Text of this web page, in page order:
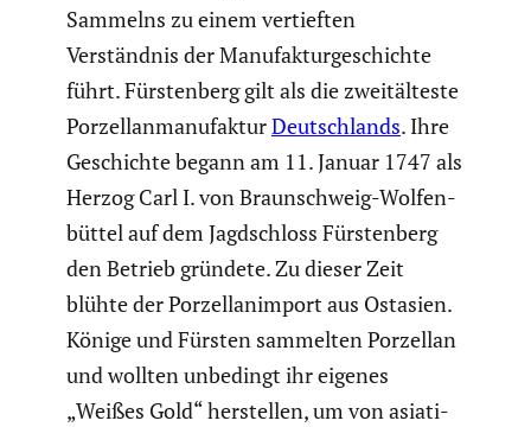
Sammelns zu einem vertieften
Verständnis der Manufak­tur­ge­schichte
führt. Fürsten­berg gilt als die zweit­äl­teste
Porzel­lan­ma­nu­fakturDeutsch­lands. Ihre
Geschichte begann am 11. Januar 1747 als
Herzog Carl I. von Braun­schweig-Wolfen­
büttel auf dem Jagdschloss Fürsten­berg
den Betrieb gründete. Zu dieser Zeit
blühte der Porzellan­im­port aus Ostasien.
Könige und Fürsten sammelten Porzellan
und wollten unbedingt ihr eigenes
„Weißes Gold“ herstellen, um von asiati­